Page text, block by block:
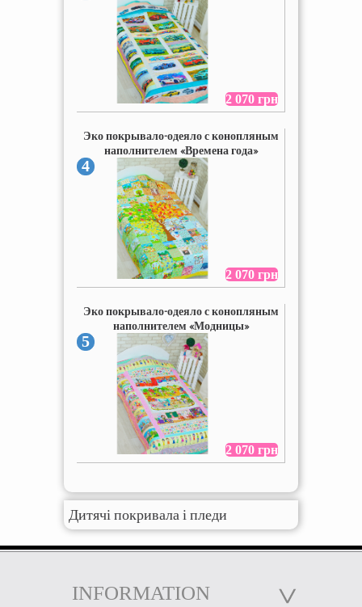
2 070 грн
Эко покрывало-одеяло с конопляным
наполнителем «Времена года»
4
2 070 грн
Эко покрывало-одеяло с конопляным
наполнителем «Модницы»
5
2 070 грн
Дитячі покривала і пледи
INFORMATION